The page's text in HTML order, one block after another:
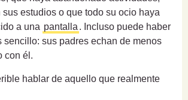
estudios o que todo su ocio haya
a una pantalla . Incluso puede haber
sencillo: sus padres echan de menos
con él.
hablar de aquello que realmente